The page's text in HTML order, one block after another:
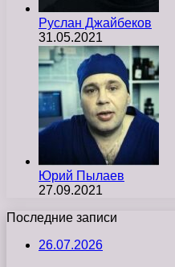
Руслан Джайбеков
31.05.2021
Юрий Пылаев
27.09.2021
Последние записи
26.07.2026